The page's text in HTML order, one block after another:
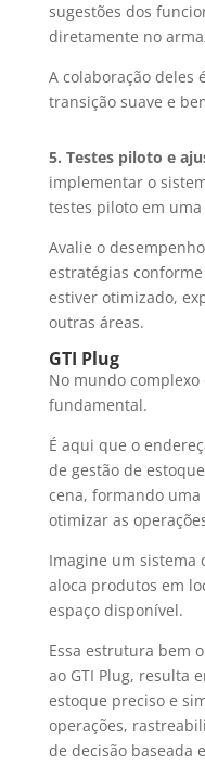
sugestões dos
diretamente no
A colaboração deles
transição suave e
5. Testes piloto e
implementar o
testes piloto em
Avalie o
estratégias
estiver otimizado,
outras áreas.
GTI Plug
No mundo
fundamental.
É aqui que o
de gestão de
cena, formando
otimizar as
Imagine um sistema
aloca produtos em
espaço disponível.
Essa estrutura bem
ao GTI Plug, resulta
estoque preciso e
operações,
de decisão baseada